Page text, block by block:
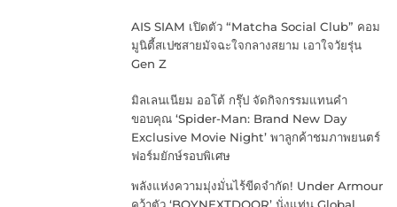
AIS SIAM เปิดตัว “Matcha Social Club” คอม
มูนิตี้สเปซสายมัจฉะใจกลางสยาม เอาใจวัยรุ่น
Gen Z
มิลเลนเนียม ออโต้ กรุ๊ป จัดกิจกรรมแทนคำ
ขอบคุณ ‘Spider-Man: Brand New Day
Exclusive Movie Night’ พาลูกค้าชมภาพยนตร์
ฟอร์มยักษ์รอบพิเศษ
พลังแห่งความมุ่งมั่นไร้ขีดจำกัด! Under Armour
คว้าตัว ‘BOYNEXTDOOR’ นั่งแท่น Global